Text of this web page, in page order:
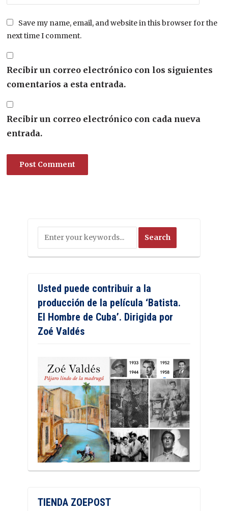
Save my name, email, and website in this browser for the
next time I comment.
Recibir un correo electrónico con los siguientes
comentarios a esta entrada.
Recibir un correo electrónico con cada nueva
entrada.
Usted puede contribuir a la
producción de la película ‘Batista.
El Hombre de Cuba’. Dirigida por
Zoé Valdés
TIENDA ZOEPOST